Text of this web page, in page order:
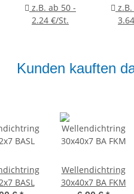
z.B. ab 50 -
2.24 €/St.
Kunden kauften
BASL
Wellendichtring
30x40x7 BA FKM